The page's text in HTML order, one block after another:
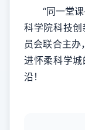
“同一堂课
科学院科技
员会联合主办
进怀柔科学
沿！